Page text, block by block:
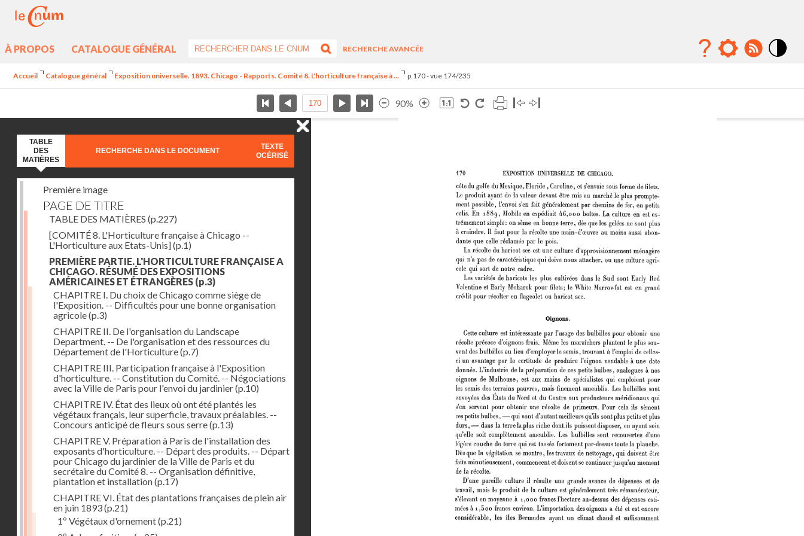
À PROPOS CATALOGUE GÉNÉRAL
RECHERCHE AVANCÉE
Accueil Catalogue général Exposition universelle. 1893. Chicago - Rapports. Comité 8. L'horticulture française à ... p.170 - vue 174/235
90%
TABLE
DES
MATIÈRES
RECHERCHE DANS LE DOCUMENT
TEXTE
OCÉRISÉ
Première image
PAGE DE TITRE
TABLE DES MATIÈRES (p.227)
[COMITÉ 8. L'Horticulture française à Chicago --
L'Horticulture aux Etats-Unis](p.1)
PREMIÈRE PARTIE. L'HORTICULTURE FRANÇAISE A
CHICAGO. RÉSUMÉ DES EXPOSITIONS
AMÉRICAINES ET ÉTRANGÈRES (p.3)
CHAPITRE I. Du choix de Chicago comme siège de
l'Exposition. -- Difficultés pour une bonne organisation
agricole(p.3)
CHAPITRE II. De l'organisation du Landscape
Department. -- De l'organisation et des ressources du
Département de l'Horticulture(p.7)
CHAPITRE III. Participation française à l'Exposition
d'horticulture. -- Constitution du Comité. -- Négociations
avec la Ville de Paris pour l'envoi du jardinier(p.10)
CHAPITRE IV. État des lieux où ont été plantés les
végétaux français, leur superficie, travaux préalables. --
Concours anticipé de fleurs sous serre(p.13)
CHAPITRE V. Préparation à Paris de l'installation des
exposants d'horticulture. -- Départ des produits. -- Départ
pour Chicago du jardinier de la Ville de Paris et du
secrétaire du Comité 8. -- Organisation définitive,
plantation et installation(p.17)
CHAPITRE VI. État des plantations françaises de plein air
en juin 1893(p.21)
1º Végétaux d'ornement(p.21)